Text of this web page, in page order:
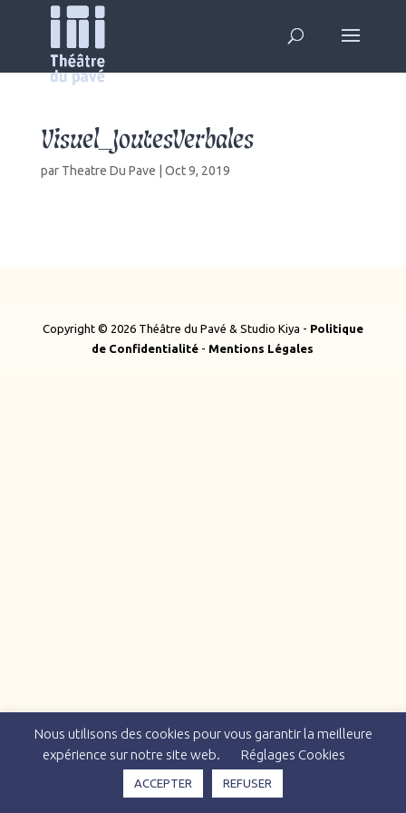
Visuel_JoutesVerbales
par Theatre Du Pave Oct 9, 2019
Copyright © 2026 Théâtre du Pavé & Studio Kiya - Politique
de Confidentialité - Mentions Légales
Nous utilisons des cookies pour vous garantir la meilleure
expérience sur notre site web.
Réglages Cookies
ACCEPTER REFUSER